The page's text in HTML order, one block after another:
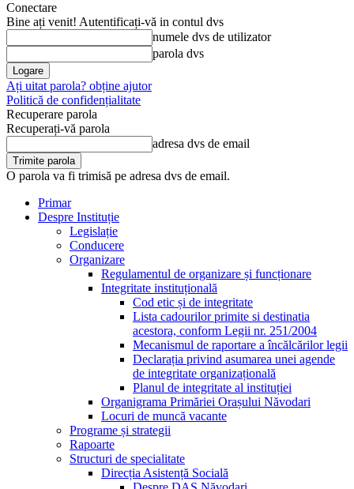
Conectare
Bine ați venit! Autentificați-vă in contul dvs
numele dvs de utilizator
parola dvs
Ați uitat parola? obține ajutor
Politică de confidențialitate
Recuperare parola
Recuperați-vă parola
adresa dvs de email
O parola va fi trimisă pe adresa dvs de email.
Primar
Despre Instituție
Legislație
Conducere
Organizare
Regulamentul de organizare și funcționare
Integritate instituțională
Cod etic și de integritate
Lista cadourilor primite si destinatia
acestora, conform Legii nr. 251/2004
Mecanismul de raportare a încălcărilor legii
Declarația privind asumarea unei agende
de integritate organizațională
Planul de integritate al instituției
Organigrama Primăriei Orașului Năvodari
Locuri de muncă vacante
Programe și strategii
Rapoarte
Structuri de specialitate
Direcția Asistență Socială